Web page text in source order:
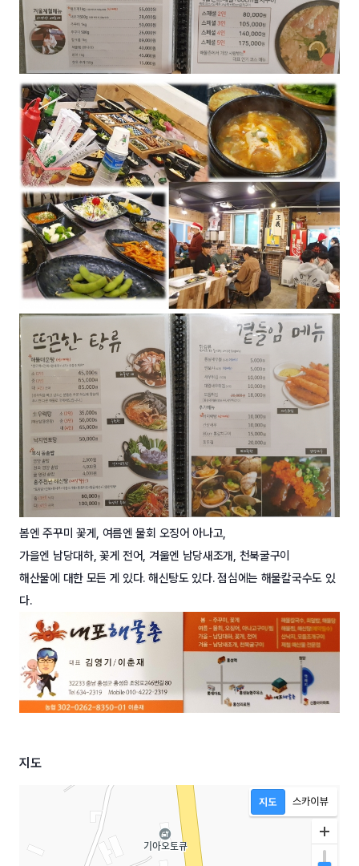
봄엔 주꾸미 꽃게, 여름엔 물회 오징어 아나고,
가을엔 남당대하, 꽃게 전어, 겨울엔 남당새조개, 천북굴구이
해산물에 대한 모든 게 있다. 해신탕도 있다. 점심에는 해물칼국수도 있
다.
지도